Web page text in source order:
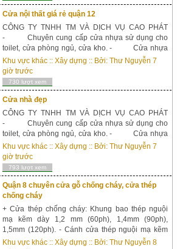
Cửa nội thất giá rẻ quận 12
CÔNG TY TNHH TM VÀ DỊCH VỤ CAO PHÁT
- Chuyên cung cấp cửa nhựa sử dụng cho
toilet, cửa phòng ngủ, cửa kho. - Cửa nhựa
PVC đài loan phủ vân gỗ tự nhiên. - &nbs...
Khu vực khác ::Xây dựng :: Bởi:Thư Nguyễn 7
giờ trước
730 lượt xem
Cửa nhà đẹp
CÔNG TY TNHH TM VÀ DỊCH VỤ CAO PHÁT
- Chuyên cung cấp cửa nhựa sử dụng cho
toilet, cửa phòng ngủ, cửa kho. - Cửa nhựa
PVC đài loan phủ vân gỗ tự nhiên. - &nbs...
Khu vực khác ::Xây dựng :: Bởi:Thư Nguyễn 7
giờ trước
793 lượt xem
Quận 8 chuyên cửa gỗ chống cháy, cửa thép
chống cháy
+ Cửa thép chống cháy: Khung bao thép nguội
mạ kẽm dày 1,2 mm (60ph), 1,4mm (90ph),
1,5mm (120ph). - Cánh cửa thép nguội mạ kẽm
dày 0.8mm (60’), 1mm (90’), 1.2mm (120’). - Độ
Khu vực khác ::Xây dựng :: Bởi:Thư Nguyễn 8